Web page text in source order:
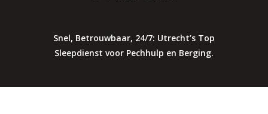
Snel, Betrouwbaar, 24/7: Utrecht’s Top
Sleepdienst voor Pechhulp en Berging.